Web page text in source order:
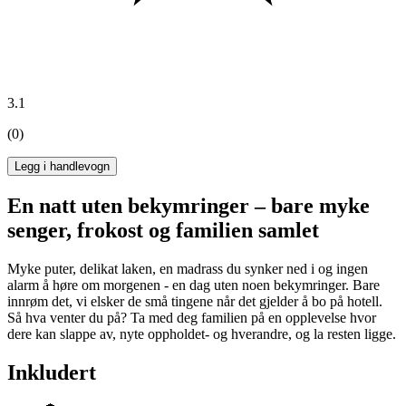
3.1
(0)
Legg i handlevogn
En natt uten bekymringer – bare myke
senger, frokost og familien samlet
Myke puter, delikat laken, en madrass du synker ned i og ingen
alarm å høre om morgenen - en dag uten noen bekymringer. Bare
innrøm det, vi elsker de små tingene når det gjelder å bo på hotell.
Så hva venter du på? Ta med deg familien på en opplevelse hvor
dere kan slappe av, nyte oppholdet- og hverandre, og la resten ligge.
Inkludert